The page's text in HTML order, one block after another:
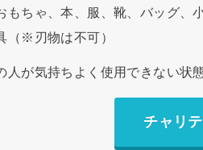
もちゃ、本、服、靴、バッグ、
（※刃物は不可）
人が気持ちよく使用できない状
チャリ